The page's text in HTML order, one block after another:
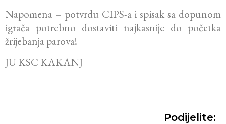
Napomena – potvrdu CIPS-a i spisak sa dopunom
igrača potrebno dostaviti najkasnije do početka
žrijebanja parova!
JU KSC KAKANJ
Podijelite: